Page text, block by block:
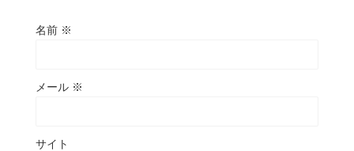
名前 ※
メール ※
サイト